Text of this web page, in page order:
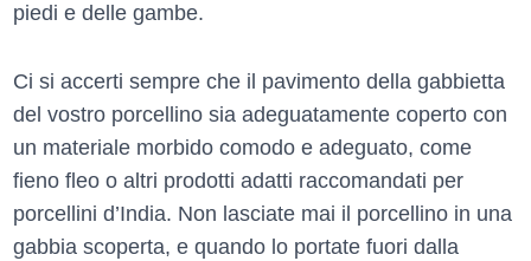
piedi e delle gambe.
Ci si accerti sempre che il pavimento della gabbietta
del vostro porcellino sia adeguatamente coperto con
un materiale morbido comodo e adeguato, come
fieno fleo o altri prodotti adatti raccomandati per
porcellini d’India. Non lasciate mai il porcellino in una
gabbia scoperta, e quando lo portate fuori dalla